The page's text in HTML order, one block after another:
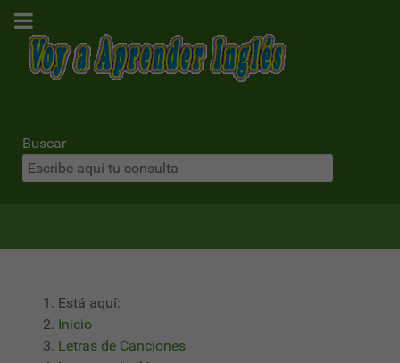
Buscar
Está aquí:
Inicio
Letras de Canciones